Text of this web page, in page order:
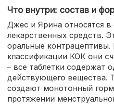
Что внутри: состав и
Джес и Ярина относятся в
лекарственных средств.
оральные контрацептивы.
классификации КОК они
– все таблетки содержат
действующего вещества.
создают монотонный
протяжении